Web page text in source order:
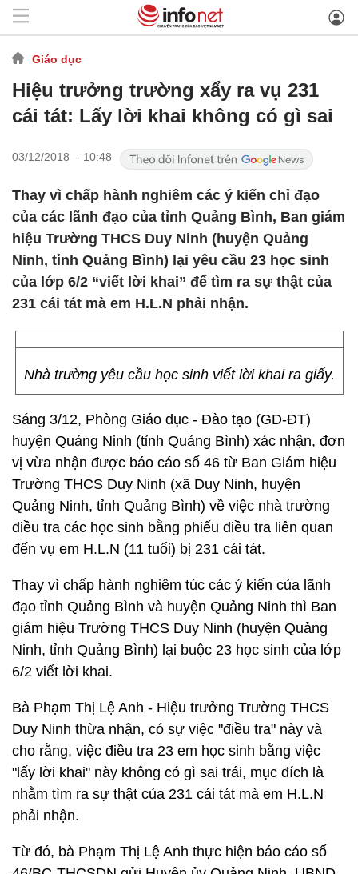
Giáo dục
Hiệu trưởng trường xẩy ra vụ 231
cái tát: Lấy lời khai không có gì sai
03/12/2018 - 10:48
Thay vì chấp hành nghiêm các ý kiến chỉ đạo
của các lãnh đạo của tỉnh Quảng Bình, Ban giám
hiệu Trường THCS Duy Ninh (huyện Quảng
Ninh, tỉnh Quảng Bình) lại yêu cầu 23 học sinh
của lớp 6/2 “viết lời khai” để tìm ra sự thật của
231 cái tát mà em H.L.N phải nhận.
Nhà trường yêu cầu học sinh viết lời khai ra giấy.
Sáng 3/12, Phòng Giáo dục - Đào tạo (GD-ĐT)
huyện Quảng Ninh (tỉnh Quảng Bình) xác nhận, đơn
vị vừa nhận được báo cáo số 46 từ Ban Giám hiệu
Trường THCS Duy Ninh (xã Duy Ninh, huyện
Quảng Ninh, tỉnh Quảng Bình) về việc nhà trường
điều tra các học sinh bằng phiếu điều tra liên quan
đến vụ em H.L.N (11 tuổi) bị 231 cái tát.
Thay vì chấp hành nghiêm túc các ý kiến của lãnh
đạo tỉnh Quảng Bình và huyện Quảng Ninh thì Ban
giám hiệu Trường THCS Duy Ninh (huyện Quảng
Ninh, tỉnh Quảng Bình) lại buộc 23 học sinh của lớp
6/2 viết lời khai.
Bà Phạm Thị Lệ Anh - Hiệu trưởng Trường THCS
Duy Ninh thừa nhận, có sự việc "điều tra" này và
cho rằng, việc điều tra 23 em học sinh bằng việc
"lấy lời khai" này không có gì sai trái, mục đích là
nhằm tìm ra sự thật của 231 cái tát mà em H.L.N
phải nhận.
Từ đó, bà Phạm Thị Lệ Anh thực hiện báo cáo số